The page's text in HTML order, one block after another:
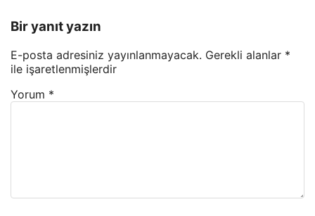
Bir yanıt yazın
E-posta adresiniz yayınlanmayacak. Gerekli alanlar *
ile işaretlenmişlerdir
Yorum *